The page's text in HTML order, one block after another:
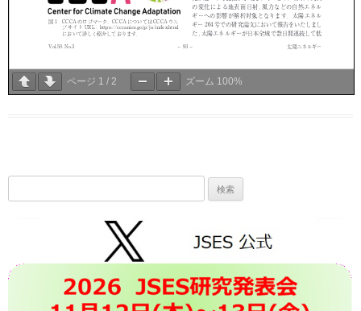
ページ 1 / 2 ズーム 100%
索: